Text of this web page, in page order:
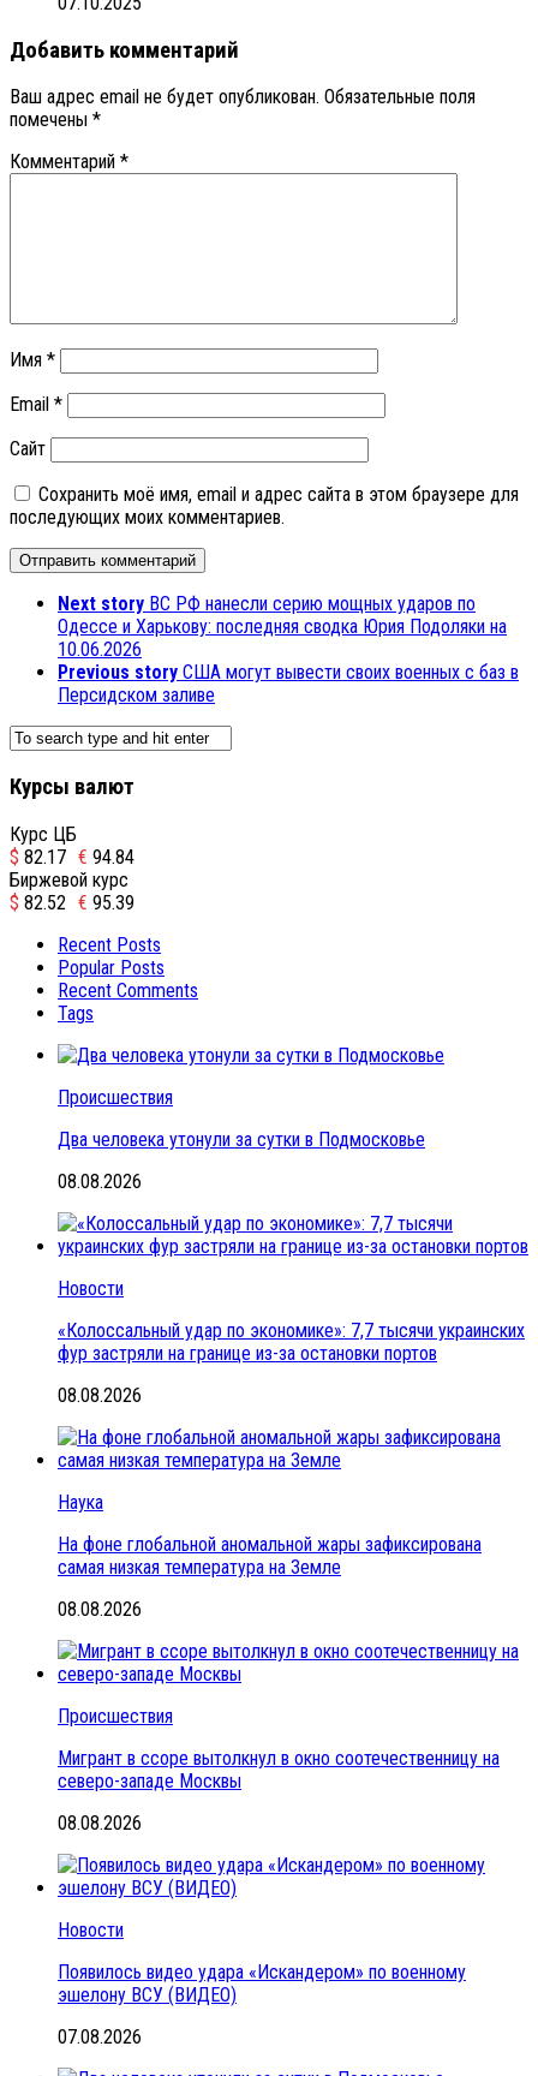
Добавить комментарий
Ваш адрес email не будет опубликован. Обязательные поля
помечены *
Комментарий *
Имя *
Email *
Сайт
Сохранить моё имя, email и адрес сайта в этом браузере для
последующих моих комментариев.
Next story ВС РФ нанесли серию мощных ударов по
Одессе и Харькову: последняя сводка Юрия Подоляки на
10.06.2026
Previous story США могут вывести своих военных с баз в
Персидском заливе
Курсы валют
Курс ЦБ
$ 82.17 € 94.84
Биржевой курс
$ 82.52 € 95.39
Recent Posts
Popular Posts
Recent Comments
Tags
Происшествия
Два человека утонули за сутки в Подмосковье
08.08.2026
Новости
«Колоссальный удар по экономике»: 7,7 тысячи украинских
фур застряли на границе из-за остановки портов
08.08.2026
Наука
На фоне глобальной аномальной жары зафиксирована
самая низкая температура на Земле
08.08.2026
Происшествия
Мигрант в ссоре вытолкнул в окно соотечественницу на
северо-западе Москвы
08.08.2026
Новости
Появилось видео удара «Искандером» по военному
эшелону ВСУ (ВИДЕО)
07.08.2026